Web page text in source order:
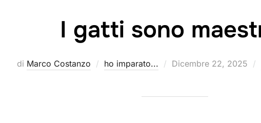
I gatti sono
di Marco Costanzo ho imparato...
Pubblicato
Dicembre 22, 2025